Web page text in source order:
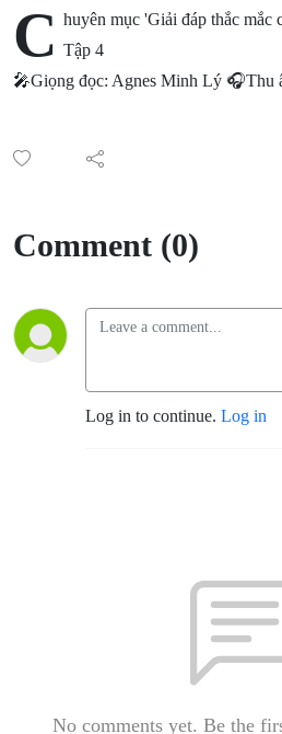
C huyên mục 'Giải đáp thắc mắc
Tập 4
🎤Giọng đọc: Agnes Minh Lý 🎧Thu
Comment (0)
Log in to continue. Log in
No comments yet. Be the